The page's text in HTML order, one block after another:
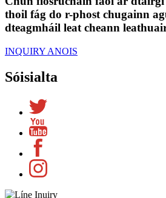
thoil fág do r-phost chugainn
dteagmháil leat cheann
INQUIRY ANOIS
Sóisialta